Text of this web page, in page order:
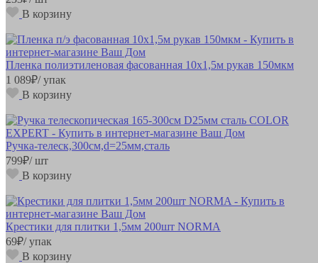
В корзину
Пленка полиэтиленовая фасованная 10х1,5м рукав 150мкм
1 089₽/ упак
В корзину
Ручка-телеск,300см,d=25мм,сталь
799₽/ шт
В корзину
Крестики для плитки 1,5мм 200шт NORMA
69₽/ упак
В корзину